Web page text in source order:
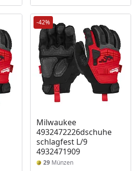
-42%
Milwaukee
4932472226dschuhe
schlagfest L/9
4932471909
29Münzen